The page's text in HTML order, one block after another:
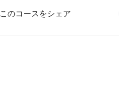
このコースをシェア